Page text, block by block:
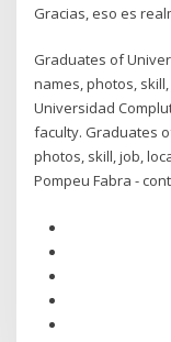
Gracias, eso es
Graduates of
names, photos,
Universidad
faculty. Graduates
photos, skill, job,
Pompeu Fabra -